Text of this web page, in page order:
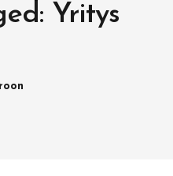
Yritys